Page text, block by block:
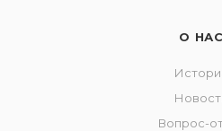
О НАС
Вопрос-